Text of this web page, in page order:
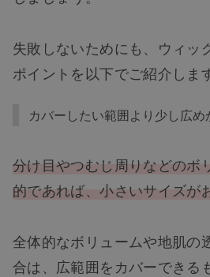
失敗しないためにも、ウィッ
ポイントを以下でご紹介します
カバーしたい範囲より少し広め
分け目やつむじ周りなどのボ
的であれば、小さいサイズが
全体的なボリュームや地肌の
合は、広範囲をカバーできる